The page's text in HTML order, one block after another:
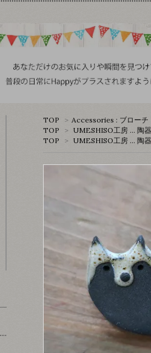
TOP > Accessories : ブローチ
TOP
> UMESHISO工房 … 陶器
TOP
> UMESHISO工房 … 陶器